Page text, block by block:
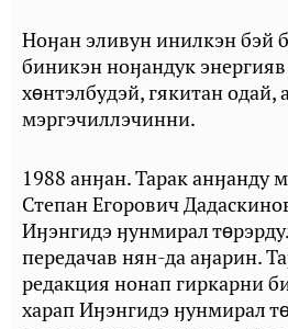
Ноӈан эливун инилкэн бэй
биникэн ноӈандук
хɵнтэлбудэй, гякитан
мэргэчиллэчинни.
1988 анӈан. Тарак анӈанду
Степан Егорович
Иӈэнгидэ ӈунмирал
передачав нян-да аӈарин.
редакция нонап гиркарни
харап Иӈэнгидэ ӈунмирал